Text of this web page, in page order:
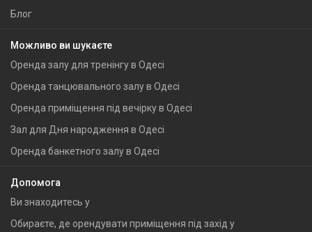
Блог
Можливо ви шукаєте
Оренда залу для тренінгу в Одесі
Оренда танцювального залу в Одесі
Оренда приміщення під вечірку в Одесі
Зал для Дня народження в Одесі
Оренда банкетного залу в Одесі
Допомога
Ви знаходитесь у
Обираєте, де орендувати приміщення під захід у